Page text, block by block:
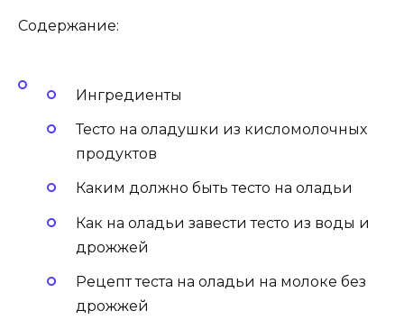
Содержание:
Ингредиенты
Тесто на оладушки из кисломолочных
продуктов
Каким должно быть тесто на оладьи
Как на оладьи завести тесто из воды и
дрожжей
Рецепт теста на оладьи на молоке без
дрожжей